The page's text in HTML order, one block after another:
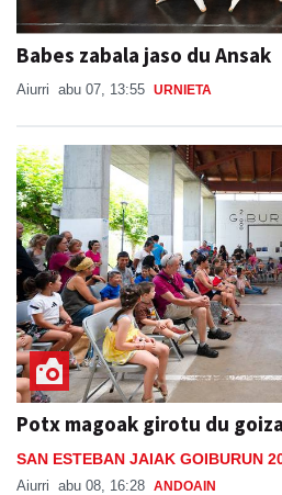
Babes zabala jaso du Ansak
Aiurri abu 07, 13:55 URNIETA
Potx magoak girotu du goiza
SAN ESTEBAN JAIAK GOIBURUN
Aiurri abu 08, 16:28 ANDOAIN